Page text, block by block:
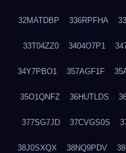
32MATDBP 336RPFHA
33T04ZZ0 3404O7P1
34Y7PBO1 357AGF1F
35O1QNFZ 36HUTLDS
377SG7JD 37CVGS0S
38J0SXQX 38NQ9PDV